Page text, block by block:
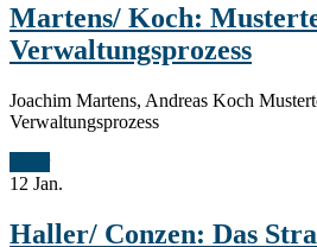
Martens/ Koch:
Verwaltungsprozess
Joachim Martens, Andreas Koch
Verwaltungsprozess
12 Jan.
Haller/ Conzen: Das